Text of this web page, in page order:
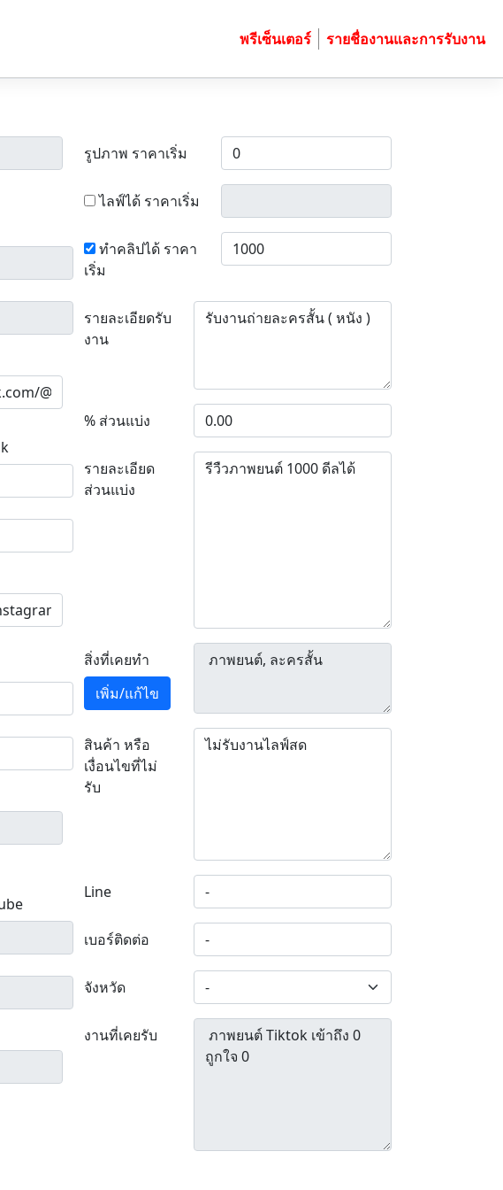
พรีเซ็นเตอร์ รายชื่องานและการรับงาน
รูปภาพ ราคาเริ่ม
ไลฟ์ได้ ราคาเริ่ม
ทำคลิปได้ ราคา
เริ่ม
รายละเอียดรับ
งาน
% ส่วนแบ่ง
รายละเอียด
ส่วนแบ่ง
สิ่งที่เคยทำ
เพิ่ม/แก้ไข
สินค้า หรือ
เงื่อนไขที่ไม่
รับ
Line
เบอร์ติดต่อ
จังหวัด
งานที่เคยรับ